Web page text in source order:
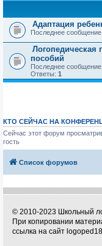
Адаптация
Последнее сообщение
Логопедическая
пособий
Последнее сообщение
Ответы: 1
КТО СЕЙЧАС НА
Сейчас этот форум
гость
Список форумов
© 2010-2023 Школьный
При копировании
ссылка на сайт